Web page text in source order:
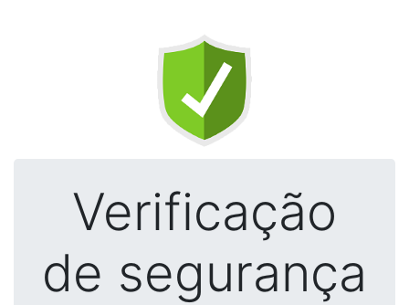
Verificação
de segurança